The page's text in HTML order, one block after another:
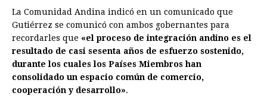
La Comunidad Andina indicó en un comunicado que
Gutiérrez se comunicó con ambos gobernantes para
recordarles que «el proceso de integración andino es el
resultado de casi sesenta años de esfuerzo sostenido,
durante los cuales los Países Miembros han
consolidado un espacio común de comercio,
cooperación y desarrollo».